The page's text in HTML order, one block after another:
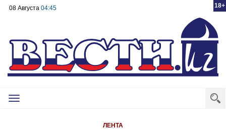
18+
08 Августа 04:45
Toggle
ЛЕНТА